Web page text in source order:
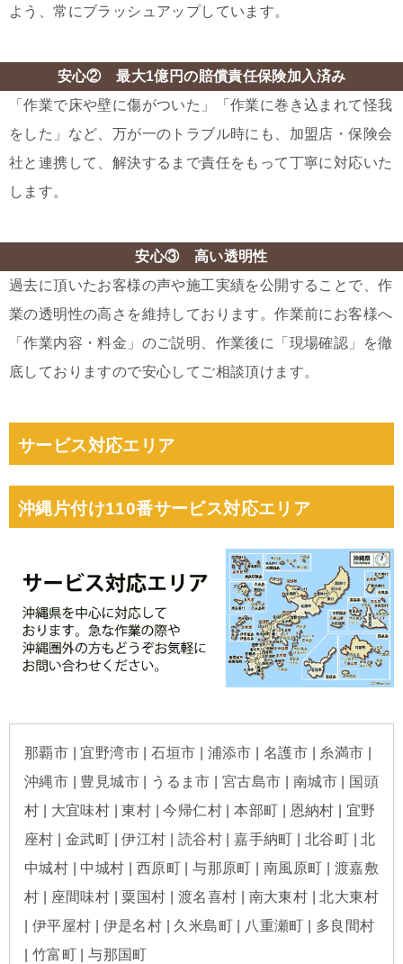
よう、常にブラッシュアップしています。
安心② 最大1億円の賠償責任保険加入済み
「作業で床や壁に傷がついた」「作業に巻き込まれて怪我
をした」など、万が一のトラブル時にも、加盟店・保険会
社と連携して、解決するまで責任をもって丁寧に対応いた
します。
安心③ 高い透明性
過去に頂いたお客様の声や施工実績を公開することで、作
業の透明性の高さを維持しております。作業前にお客様へ
「作業内容・料金」のご説明、作業後に「現場確認」を徹
底しておりますので安心してご相談頂けます。
サービス対応エリア
沖縄片付け110番サービス対応エリア
那覇市 | 宜野湾市 | 石垣市 | 浦添市 | 名護市 | 糸満市 |
沖縄市 | 豊見城市 | うるま市 | 宮古島市 | 南城市 | 国頭
村 | 大宜味村 | 東村 | 今帰仁村 | 本部町 | 恩納村 | 宜野
座村 | 金武町 | 伊江村 | 読谷村 | 嘉手納町 | 北谷町 | 北
中城村 | 中城村 | 西原町 | 与那原町 | 南風原町 | 渡嘉敷
村 | 座間味村 | 粟国村 | 渡名喜村 | 南大東村 | 北大東村
| 伊平屋村 | 伊是名村 | 久米島町 | 八重瀬町 | 多良間村
| 竹富町 | 与那国町